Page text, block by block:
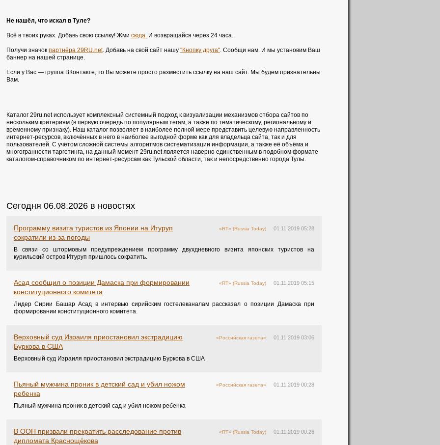
Не нашёл, что искал в Туле?
Всё в твоих руках. Добавь свою ссылку! Жми сюда. И возвращайся через 24 часа.
Получи значок партнёра 29RU.net. Добавь на свой сайт нашу "Кнопку друга". Сообщи нам. И мы установим Ваш
баннер на нашей странице.
Если у Вас — группа ВКонтакте, то Вы можете просто разместить ссылку на наш сайт. Мы будем признательны
Вам.
Каталог 29ru.net использует комплексный системный подход к визуализации механизмов отбора сайтов по
нескольким критериям (в первую очередь по популярным тегам, а также по тематическому, региональному и
временному признаку). Наш каталог позволяет в наиболее полной мере представить целевую направленность
интернет-ресурсов, включённых в него в наиболее выгодной форме как для владельца сайта, так и для
пользователей. С учётом сложной системы алгоритмов систематизации информации, а также её объёма и
многогранности таргетинга, на данный момент 29ru.net является наверно единственным в подобном формате
каталогом-справочником по интернет-ресурсам как Тульской области, так и непосредственно города Тулы.
Сегодня 06.08.2026 в новостях
01.11.2019 05:28
«RT» (Russia Today)
Программу визита туристов из Японии на Итуруп
сократили из-за погоды
В связи со штормовым предупреждением программу двухдневного визита японских туристов на
курильский остров Итуруп пришлось сократить.
01.11.2019 05:15
«RT» (Russia Today)
Асад сообщил о позиции Дамаска при формировании
конституционного комитета
Лидер Сирии Башар Асад в интервью сирийским гостелеканалам рассказал о позиции Дамаска при
формировании конституционного комитета.
01.11.2019 03:06
«Российская газета»
Верховный суд Израиля приостановил экстрадицию
Буркова в США
Верховный суд Израиля приостановил экстрадицию Буркова в США
01.11.2019 00:28
«Российская газета»
Пьяный мужчина проник в детский сад и убил ножом
ребенка
Пьяный мужчина проник в детский сад и убил ножом ребенка
01.11.2019 00:26
«RT» (Russia Today)
В ООН призвали прекратить расследование против
дипломата Краснощёкова